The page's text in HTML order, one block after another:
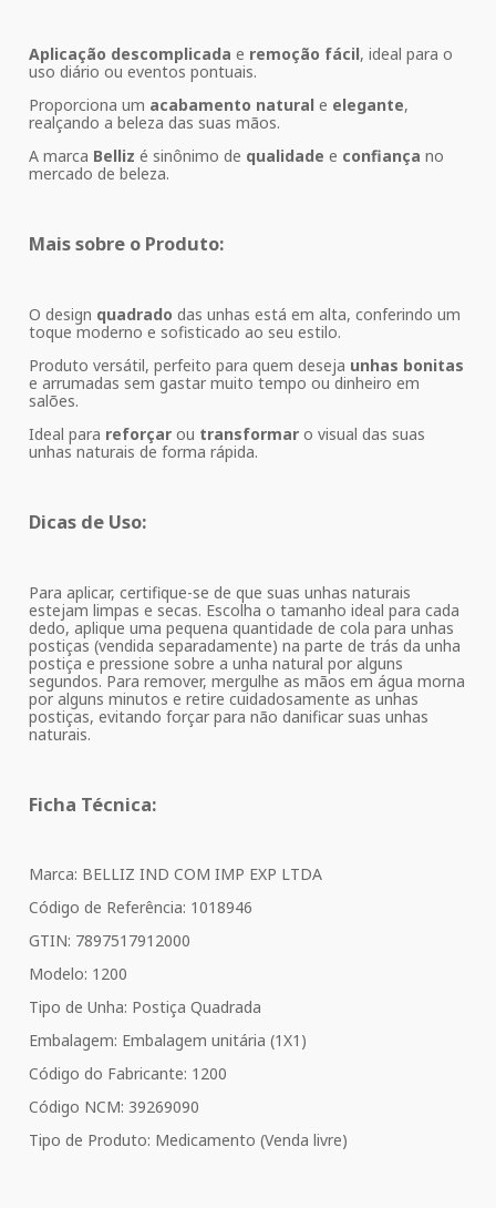
Aplicação descomplicada e remoção fácil, ideal para o
uso diário ou eventos pontuais.
Proporciona um acabamento natural e elegante,
realçando a beleza das suas mãos.
A marca Belliz é sinônimo de qualidade e confiança no
mercado de beleza.
Mais sobre o Produto:
O design quadrado das unhas está em alta, conferindo um
toque moderno e sofisticado ao seu estilo.
Produto versátil, perfeito para quem deseja unhas bonitas
e arrumadas sem gastar muito tempo ou dinheiro em
salões.
Ideal para reforçar ou transformar o visual das suas
unhas naturais de forma rápida.
Dicas de Uso:
Para aplicar, certifique-se de que suas unhas naturais
estejam limpas e secas. Escolha o tamanho ideal para cada
dedo, aplique uma pequena quantidade de cola para unhas
postiças (vendida separadamente) na parte de trás da unha
postiça e pressione sobre a unha natural por alguns
segundos. Para remover, mergulhe as mãos em água morna
por alguns minutos e retire cuidadosamente as unhas
postiças, evitando forçar para não danificar suas unhas
naturais.
Ficha Técnica:
Marca: BELLIZ IND COM IMP EXP LTDA
Código de Referência: 1018946
GTIN: 7897517912000
Modelo: 1200
Tipo de Unha: Postiça Quadrada
Embalagem: Embalagem unitária (1X1)
Código do Fabricante: 1200
Código NCM: 39269090
Tipo de Produto: Medicamento (Venda livre)